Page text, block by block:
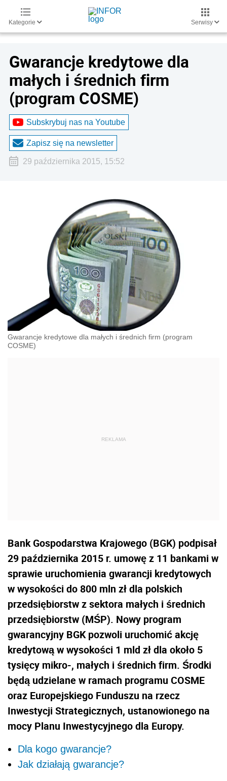
Kategorie Serwisy
Gwarancje kredytowe dla
małych i średnich firm
(program COSME)
Subskrybuj nas na Youtube
Zapisz się na newsletter
29 października 2015, 15:52
Gwarancje kredytowe dla małych i średnich firm (program
COSME)
Bank Gospodarstwa Krajowego (BGK) podpisał
29 października 2015 r. umowę z 11 bankami w
sprawie uruchomienia gwarancji kredytowych
w wysokości do 800 mln zł dla polskich
przedsiębiorstw z sektora małych i średnich
przedsiębiorstw (MŚP). Nowy program
gwarancyjny BGK pozwoli uruchomić akcję
kredytową w wysokości 1 mld zł dla około 5
tysięcy mikro-, małych i średnich firm. Środki
będą udzielane w ramach programu COSME
oraz Europejskiego Funduszu na rzecz
Inwestycji Strategicznych, ustanowionego na
mocy Planu Inwestycyjnego dla Europy.
Dla kogo gwarancje?
Jak działają gwarancje?